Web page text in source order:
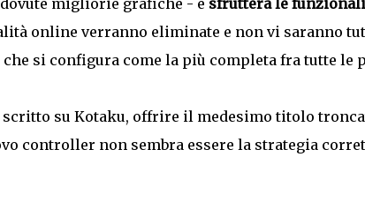
migliorie grafiche - e sfrutterà le
online verranno eliminate e non vi saranno
che si configura come la più completa fra tutte le
scritto su Kotaku, offrire il medesimo titolo
controller non sembra essere la strategia